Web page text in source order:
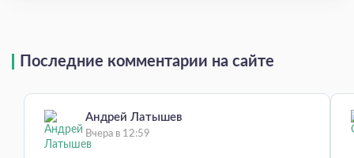
Последние комментарии на сайте
Андрей Латышев
Вчера в 12:59